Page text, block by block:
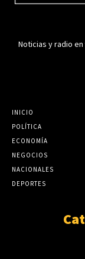
Noticias y radio
INICIO
POLÍTICA
ECONOMÍA
NEGOCIOS
NACIONALES
DEPORTES